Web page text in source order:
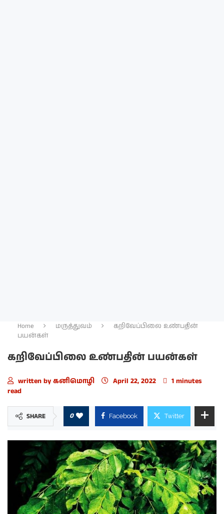
Home மருத்துவம்
கறிவேப்பிலை உண்பதின்
பயன்கள்
கறிவேப்பிலை உண்பதின் பயன்கள்
written by கனிமொழி April 22, 2022
1 minutes
read
SHARE 0 Facebook Twitter